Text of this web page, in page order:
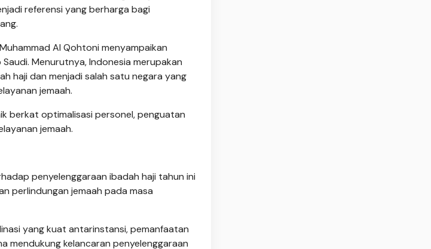
referensi yang berharga bagi
Al Qohtoni menyampaikan
Menurutnya, Indonesia merupakan
haji dan menjadi salah satu negara yang
jemaah.
berkat optimalisasi personel, penguatan
jemaah.
penyelenggaraan ibadah haji tahun ini
perlindungan jemaah pada masa
yang kuat antarinstansi, pemanfaatan
mendukung kelancaran penyelenggaraan